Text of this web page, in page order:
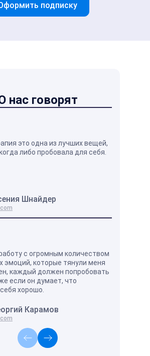
подписку
нас говорят
это одна из лучших вещей,
либо пробовала для себя.
Шнайдер
с огромным количеством
эмоций, которые тянули меня
каждый должен попробовать
если он думает, что
хорошо.
Карамов